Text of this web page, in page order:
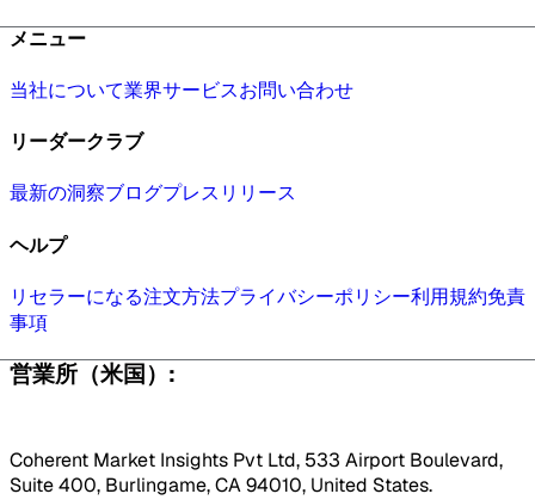
メニュー
当社について業界サービスお問い合わせ
リーダークラブ
最新の洞察ブログプレスリリース
ヘルプ
リセラーになる注文方法プライバシーポリシー利用規約免責
事項
営業所（米国）:
Coherent Market Insights Pvt Ltd, 533 Airport Boulevard,
Suite 400, Burlingame, CA 94010, United States.